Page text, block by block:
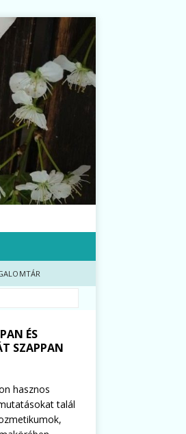
ÉS
SZAPPAN
hasznos
talál